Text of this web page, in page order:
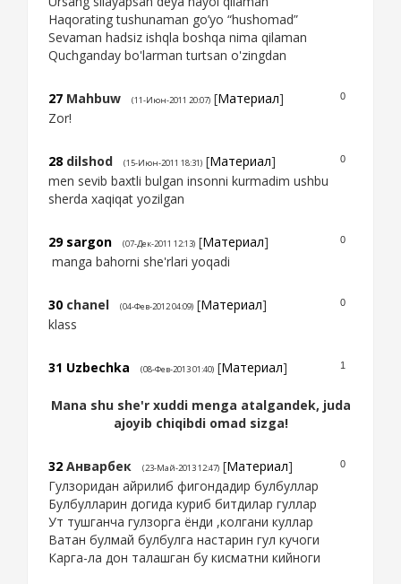
Haqorating tushunaman go’yo “hushomad”
Sevaman hadsiz ishqla boshqa nima qilaman
Quchganday bo'larman turtsan o'zingdan
0
27 Mahbuw (11-Июн-2011 20:07) [Материал]
Zor!
0
28 dilshod (15-Июн-2011 18:31) [Материал]
men sevib baxtli bulgan insonni kurmadim ushbu
sherda xaqiqat yozilgan
0
29 sargon (07-Дек-2011 12:13) [Материал]
manga bahorni she'rlari yoqadi
0
30 chanel (04-Фев-2012 04:09) [Материал]
klass
1
31 Uzbechka (08-Фев-2013 01:40) [Материал]
Mana shu she'r xuddi menga atalgandek, juda
ajoyib chiqibdi omad sizga!
0
32 Анварбек (23-Май-2013 12:47) [Материал]
Гулзоридан айрилиб фигондадир булбуллар
Булбулларин догида куриб битдилар гуллар
Ут тушганча гулзорга ёнди ,колгани куллар
Ватан булмай булбулга настарин гул кучоги
Карга-ла дон талашган бу кисматни кийноги